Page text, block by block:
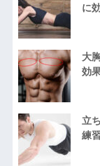
に
大
効
立
練